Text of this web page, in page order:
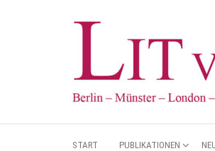
START PUBLIKATIONEN